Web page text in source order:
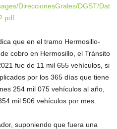
DireccionesGrales/DGST/Dat
que en el tramo Hermosillo-
cobro en Hermosillo, el Tránsito
fue de 11 mil 655 vehículos, si
por los 365 días que tiene
254 mil 075 vehículos al año,
mil 506 vehículos por mes.
suponiendo que fuera una